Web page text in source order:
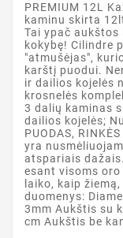
PREMIUM 12L
kaminu skirta
Tai ypač
kokybę! Cilindre
"atmušėjas",
karštį puodui.
ir dailios kojelės
krosnelės
3 dalių kaminas
dailios kojelės;
PUODAS,
yra
atspariais
esant visoms
laiko, kaip
duomenys:
3mm Aukštis su
cm Aukštis be